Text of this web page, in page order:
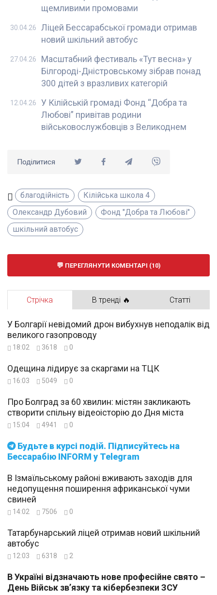
щемливими промовами
Ліцей Бессарабської громади отримав
новий шкільний автобус
30.04.26
Масштабний фестиваль «Тут весна» у
Білгороді-Дністровському зібрав понад
300 дітей з вразливих категорій
27.04.26
У Кілійській громаді Фонд “Добра та
Любові” привітав родини
військовослужбовців з Великоднем
12.04.26
Поділитися
благодійність
Кілійська школа 4
Олександр Дубовий
Фонд "Добра та Любові"
шкільний автобус
ПЕРЕГЛЯНУТИ КОМЕНТАРІ (10)
Стрічка В тренді 🔥 Статті
Будьте в курсі подій. Підписуйтесь на
Бессарабію INFORM у Telegram
У Болгарії невідомий дрон вибухнув неподалік від
великого газопроводу
18:02 3618 0
Одещина лідирує за скаргами на ТЦК
16:03 5049 0
Про Болград за 60 хвилин: містян закликають
створити спільну відеоісторію до Дня міста
15:04 4941 0
В Ізмаїльському районі вживають заходів для
недопущення поширення африканської чуми
свиней
14:02 7506 0
Татарбунарський ліцей отримав новий шкільний
автобус
12:03 6318 2
В Україні відзначають нове професійне свято –
День Військ зв’язку та кібербезпеки ЗСУ